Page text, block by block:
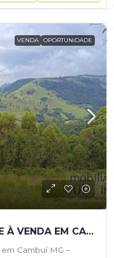
VENDA OPORTUNIDADE
TERRENO COM 1 ALQUEIRE À VENDA EM CAMBUÍ- OPORTUNIDADE ÚNICA NA SERRA DA MANTIQUEIRA!
Cambuí MG –